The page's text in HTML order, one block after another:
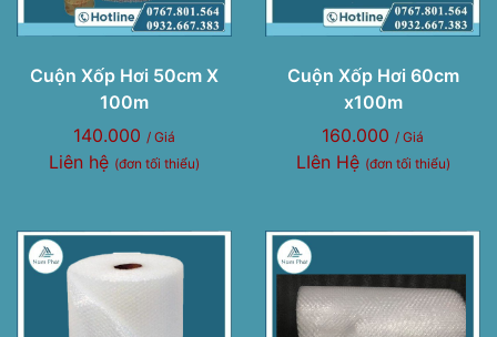
Cuộn Xốp Hơi 50cm X
100m
140.000 / Giá
Liên hệ (đơn tối thiểu)
Cuộn Xốp Hơi 60cm
x100m
160.000 / Giá
LIên Hệ (đơn tối thiểu)